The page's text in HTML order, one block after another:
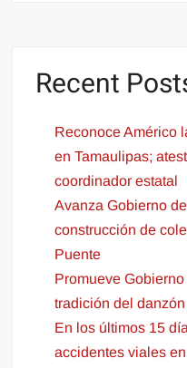
Recent
Reconoce Américo
en Tamaulipas;
coordinador estatal
Avanza Gobierno
construcción de
Puente
Promueve
tradición del danzón
En los últimos 15
accidentes viales